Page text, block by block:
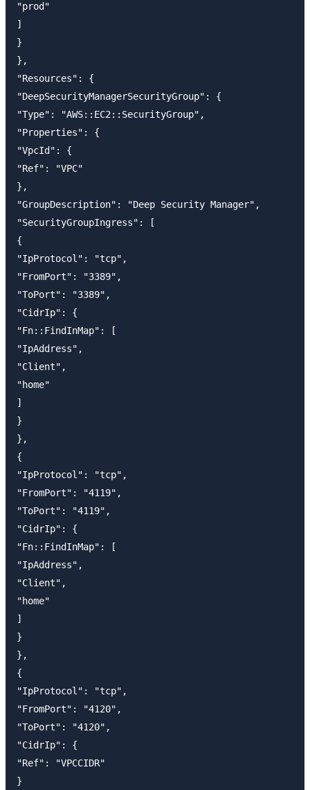
"prod"
]
}
},
"Resources": {
"DeepSecurityManagerSecurityGroup": {
"Type": "AWS::EC2::SecurityGroup",
"Properties": {
"VpcId": {
"Ref": "VPC"
},
"GroupDescription": "Deep Security Manager",
"SecurityGroupIngress": [
{
"IpProtocol": "tcp",
"FromPort": "3389",
"ToPort": "3389",
"CidrIp": {
"Fn::FindInMap": [
"IpAddress",
"Client",
"home"
]
}
},
{
"IpProtocol": "tcp",
"FromPort": "4119",
"ToPort": "4119",
"CidrIp": {
"Fn::FindInMap": [
"IpAddress",
"Client",
"home"
]
}
},
{
"IpProtocol": "tcp",
"FromPort": "4120",
"ToPort": "4120",
"CidrIp": {
"Ref": "VPCCIDR"
}